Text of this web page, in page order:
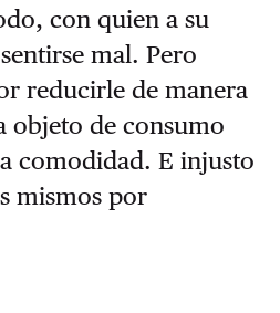
con quien a su
mal. Pero
reducirle de manera
objeto de consumo
comodidad. E injusto
mismos por